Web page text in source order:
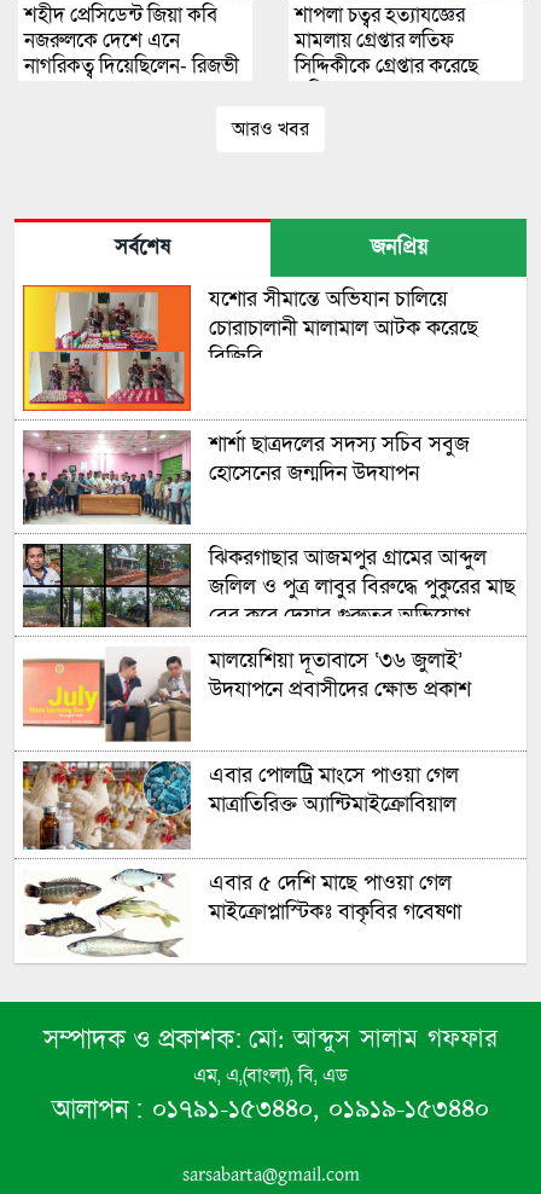
শহীদ প্রেসিডেন্ট জিয়া কবি
নজরুলকে দেশে এনে
নাগরিকত্ব দিয়েছিলেন- রিজভী
শাপলা চত্বর হত্যাযজ্ঞের
মামলায় গ্রেপ্তার লতিফ
সিদ্দিকীকে গ্রেপ্তার করেছে
আরও খবর
সর্বশেষ জনপ্রিয়
যশোর সীমান্তে অভিযান চালিয়ে
চোরাচালানী মালামাল আটক করেছে
বিজিবি
শার্শা ছাত্রদলের সদস্য সচিব সবুজ
হোসেনের জন্মদিন উদযাপন
ঝিকরগাছার আজমপুর গ্রামের আব্দুল
জলিল ও পুত্র লাবুর বিরুদ্ধে পুকুরের মাছ
বের করে দেয়ার গুরুতর অভিযোগ
উঠেছে
মালয়েশিয়া দূতাবাসে ‘৩৬ জুলাই’
উদযাপনে প্রবাসীদের ক্ষোভ প্রকাশ
এবার পোলট্রি মাংসে পাওয়া গেল
মাত্রাতিরিক্ত অ্যান্টিমাইক্রোবিয়াল
এবার ৫ দেশি মাছে পাওয়া গেল
মাইক্রোপ্লাস্টিকঃ বাকৃবির গবেষণা
রাষ্ট্রপতি নির্বাচন আগামী ২০ আগস্ট
সম্পাদক ও প্রকাশক: মো: আব্দুস সালাম গফফার
এম, এ,(বাংলা), বি, এড
আলাপন : ০১৭৯১-১৫৩৪৪০, ০১৯১৯-১৫৩৪৪০
sarsabarta@gmail.com